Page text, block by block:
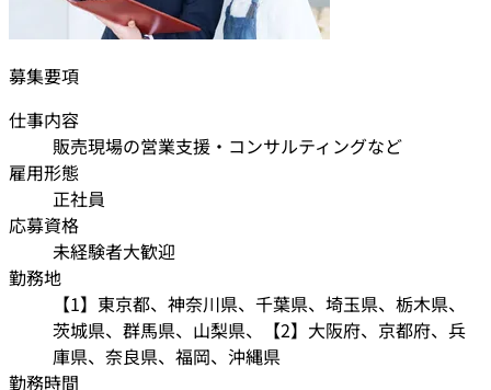
募集要項
仕事内容
販売現場の営業支援・コンサルティングなど
雇用形態
正社員
応募資格
未経験者大歓迎
勤務地
【1】東京都、神奈川県、千葉県、埼玉県、栃木県、
茨城県、群馬県、山梨県、【2】大阪府、京都府、兵
庫県、奈良県、福岡、沖縄県
勤務時間